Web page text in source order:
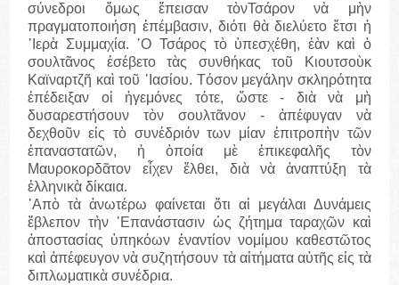
σύνεδροι ὅμως ἔπεισαν τὸνΤσάρον νὰ μὴν
πραγματοποιήση ἐπέμβασιν, διότι θὰ διελύετο ἔτσι ἡ
῾Ιερὰ Συμμαχία. ῾Ο Τσάρος τὸ ὑπεσχέθη, ἐὰν καὶ ὁ
σουλτᾶνος ἐσέβετο τὰς συνθήκας τοῦ Κιουτσοὺκ
Καϊναρτζῆ καὶ τοῦ ᾽Ιασίου. Τόσον μεγάλην σκληρότητα
ἐπέδειξαν οἱ ἡγεμόνες τότε, ὥστε - διὰ νὰ μὴ
δυσαρεστήσουν τὸν σουλτᾶνον - ἀπέφυγαν νὰ
δεχθοῦν εἰς τὸ συνέδριόν των μίαν ἐπιτροπὴν τῶν
ἐπαναστατῶν, ἡ ὁποία μὲ ἐπικεφαλῆς τὸν
Μαυροκορδᾶτον εἶχεν ἔλθει, διὰ νὰ ἀναπτύξη τὰ
ἑλληνικὰ δίκαια.
᾽Απὸ τὰ ἀνωτέρω φαίνεται ὅτι αἱ μεγάλαι Δυνάμεις
ἔβλεπον τὴν ᾽Επανάστασιν ὡς ζήτημα ταραχῶν καὶ
ἀποστασίας ὑπηκόων ἐναντίον νομίμου καθεστῶτος
καὶ ἀπέφευγον νὰ συζητήσουν τὰ αἰτήματα αὐτῆς εἰς τὰ
διπλωματικὰ συνέδρια.